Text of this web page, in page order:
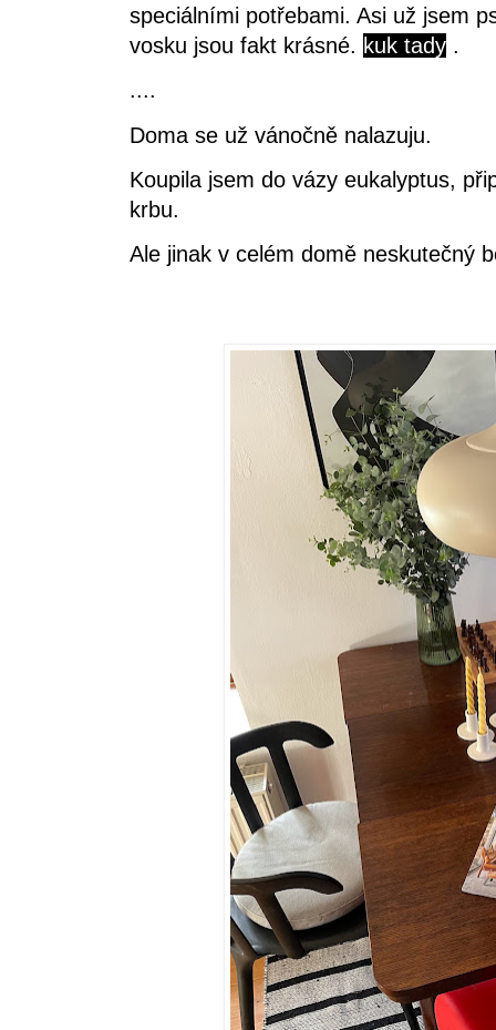
speciálními potřebami. Asi už jsem
vosku jsou fakt krásné. kuk tady .
....
Doma se už vánočně nalazuju.
Koupila jsem do vázy eukalyptus,
krbu.
Ale jinak v celém domě neskutečný